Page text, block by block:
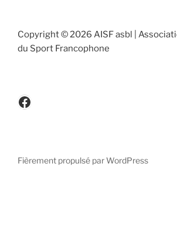
Copyright © 2026 AISF asbl |
du Sport Francophone
www.facebook.be/cicafbe
Fièrement propulsé par WordPress